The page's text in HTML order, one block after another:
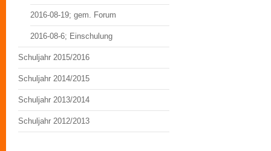
2016-08-19; gem. Forum
2016-08-6; Einschulung
Schuljahr 2015/2016
Schuljahr 2014/2015
Schuljahr 2013/2014
Schuljahr 2012/2013